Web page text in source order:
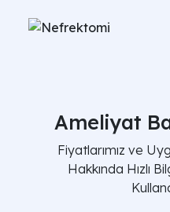
Ameliyat
Fiyatlarımız ve
Hakkında Hızlı